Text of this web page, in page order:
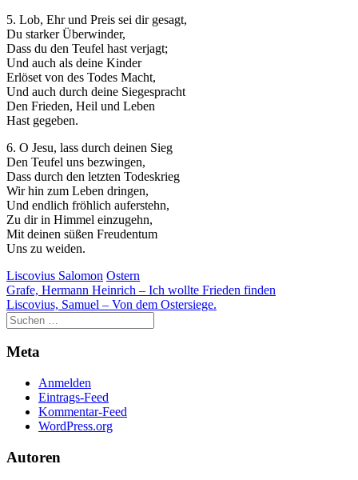
5. Lob, Ehr und Preis sei dir gesagt,
Du starker Überwinder,
Dass du den Teufel hast verjagt;
Und auch als deine Kinder
Erlöset von des Todes Macht,
Und auch durch deine Siegespracht
Den Frieden, Heil und Leben
Hast gegeben.
6. O Jesu, lass durch deinen Sieg
Den Teufel uns bezwingen,
Dass durch den letzten Todeskrieg
Wir hin zum Leben dringen,
Und endlich fröhlich auferstehn,
Zu dir in Himmel einzugehn,
Mit deinen süßen Freudentum
Uns zu weiden.
Liscovius Salomon Ostern
Beitragsnavigation
Grafe, Hermann Heinrich – Ich wollte Frieden finden
Liscovius, Samuel – Von dem Ostersiege.
Meta
Anmelden
Eintrags-Feed
Kommentar-Feed
WordPress.org
Autoren